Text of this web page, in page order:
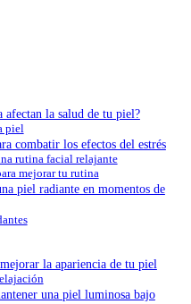
afectan la salud de tu piel?
piel
combatir los efectos del estrés
rutina facial relajante
mejorar tu rutina
piel radiante en momentos de
la apariencia de tu piel
una piel luminosa bajo